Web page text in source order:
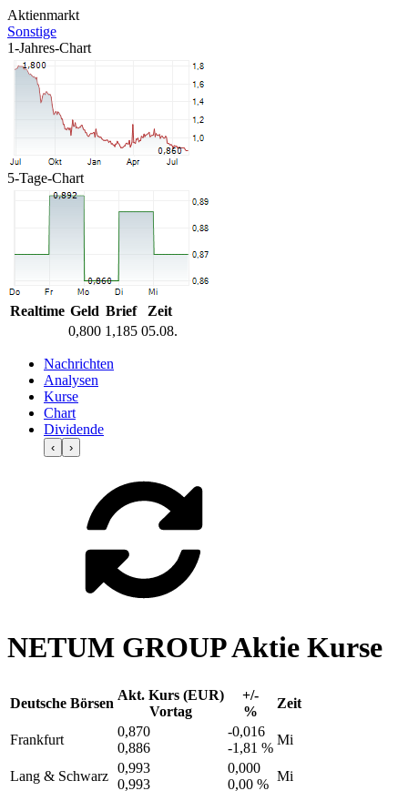
Aktienmarkt
Sonstige
1-Jahres-Chart
5-Tage-Chart
Realtime Geld Brief
Zeit
0,800 1,185 05.08.
Nachrichten
Analysen
Kurse
Chart
Dividende
‹ ›
NETUM GROUP Aktie Kurse
Deutsche Börsen
Akt. Kurs (EUR)
Vortag
+/-
%
Zeit
Frankfurt
0,870
0,886
-0,016
-1,81 %
Mi
Lang & Schwarz
0,993
0,993
0,000
0,00 %
Mi